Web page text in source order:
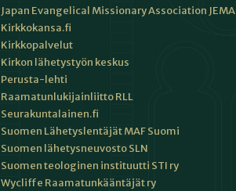
Japan Evangelical Missionary Association JEMA
Kirkkokansa.fi
Kirkkopalvelut
Kirkon lähetystyön keskus
Perusta-lehti
Raamatunlukijainliitto RLL
Seurakuntalainen.fi
Suomen Lähetyslentäjät MAF Suomi
Suomen lähetysneuvosto SLN
Suomen teologinen instituutti STI ry
Wycliffe Raamatunkääntäjät ry